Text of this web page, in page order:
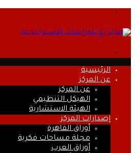
الرئيسية
عن المركز
عن المركز
الهيكل التنظيمي
الهيئة الاستشارية
إصدارات المركز
أوراق القاهرة
مجلة مساحات فكرية
أوراق العرب